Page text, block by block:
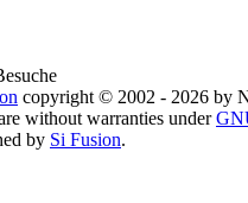
copyright © 2002 - 2026 by
without warranties under
by Si Fusion.